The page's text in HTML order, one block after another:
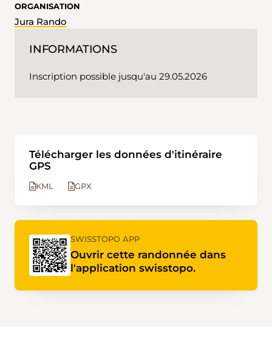
ORGANISATION
Jura Rando
INFORMATIONS
Inscription possible jusqu'au 29.05.2026
Télécharger les données d'itinéraire
GPS
KML GPX
SWISSTOPO APP
Ouvrir cette randonnée dans
l'application swisstopo.